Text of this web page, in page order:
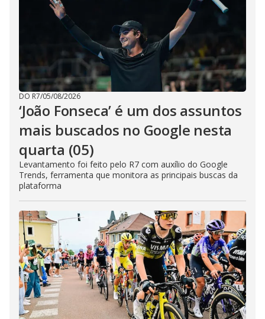
DO R7/05/08/2026
‘João Fonseca’ é um dos assuntos
mais buscados no Google nesta
quarta (05)
Levantamento foi feito pelo R7 com auxílio do Google
Trends, ferramenta que monitora as principais buscas da
plataforma